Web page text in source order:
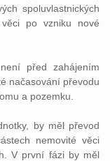
spoluvlastnických
po vzniku nové
před zahájením
načasování převodu
a pozemku.
by měl převod
nemovité věci
V první fázi by měl